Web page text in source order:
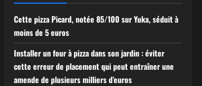
Cette pizza Picard, notée 85/100 sur Yuka, séduit à
moins de 5 euros
Installer un four à pizza dans son jardin : éviter
cette erreur de placement qui peut entraîner une
amende de plusieurs milliers d’euros